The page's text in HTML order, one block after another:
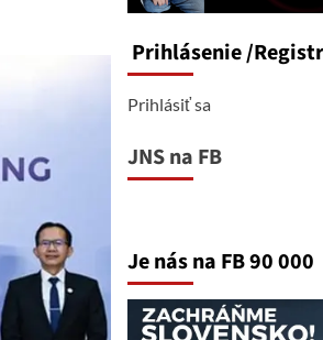
Prihlásenie/
Prihlásiť sa
JNS na FB
Je nás na FB 90 000